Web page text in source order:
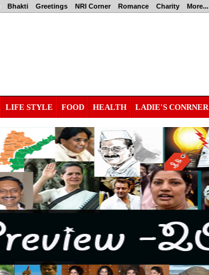
Bhakti Greetings NRI Corner Romance Charity More...
LIFE STYLE FOOD HEALTH LADIE'S CONRNER